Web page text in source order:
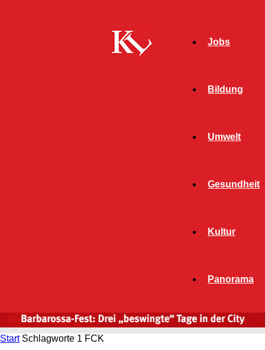
Jobs
Bildung
Umwelt
Gesundheit
Kultur
Panorama
Start Schlagworte 1 FCK